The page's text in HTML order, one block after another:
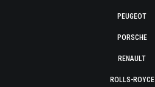
PEUGEOT
PORSCHE
RENAULT
ROLLS-ROYCE